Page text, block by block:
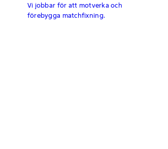
Vi jobbar för att motverka och
förebygga matchfixning.